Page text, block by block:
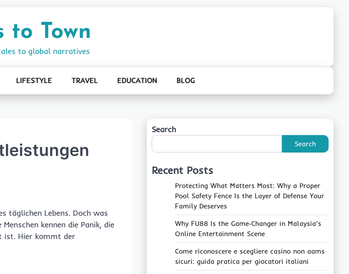
to Town
to global narratives
LIFESTYLE TRAVEL EDUCATION BLOG
täglichen Lebens. Doch was
kennen die Panik, die
ist. Hier kommt der
Search
Search
Recent Posts
Protecting What Matters Most: Why a Proper
Pool Safety Fence Is the Layer of Defense Your
Family Deserves
Why FU88 Is the Game‑Changer in Malaysia’s
Online Entertainment Scene
Come riconoscere e scegliere casino non aams
sicuri: guida pratica per giocatori italiani